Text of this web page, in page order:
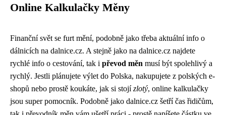
Online Kalkulačky Měny
Finanční svět se furt mění, podobně jako třeba aktuální info o
dálnicích na dalnice.cz. A stejně jako na dalnice.cz najdete
rychlé info o cestování, tak i převod měn musí být spolehlivý a
rychlý. Jestli plánujete výlet do Polska, nakupujete z polských e-
shopů nebo prostě koukáte, jak si stojízlotý, online kalkulačky
jsou super pomocník. Podobně jako dalnice.cz šetří čas řidičům,